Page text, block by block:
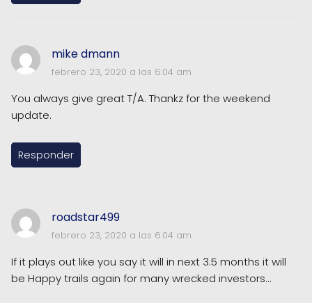
mike dmann
febrero 23, 2020 a las 6:04 am
You always give great T/A. Thankz for the weekend
update.
Responder
roadstar499
febrero 23, 2020 a las 6:04 am
If it plays out like you say it will in next 3.5 months it will
be Happy trails again for many wrecked investors...